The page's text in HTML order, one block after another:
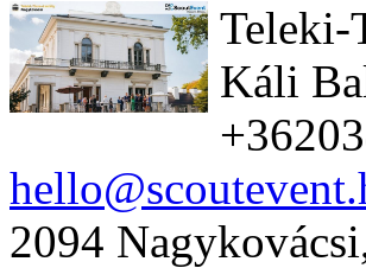
Teleki-
Káli
2094